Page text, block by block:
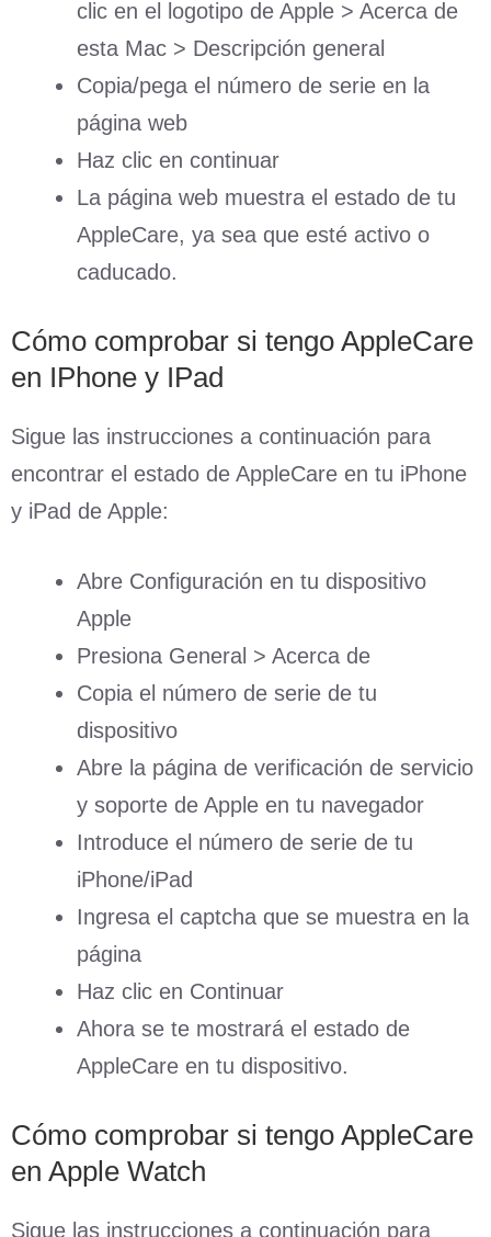
clic en el logotipo de Apple > Acerca de
esta Mac > Descripción general
Copia/pega el número de serie en la
página web
Haz clic en continuar
La página web muestra el estado de tu
AppleCare, ya sea que esté activo o
caducado.
Cómo comprobar si tengo AppleCare
en IPhone y IPad
Sigue las instrucciones a continuación para
encontrar el estado de AppleCare en tu iPhone
y iPad de Apple:
Abre Configuración en tu dispositivo
Apple
Presiona General > Acerca de
Copia el número de serie de tu
dispositivo
Abre la página de verificación de servicio
y soporte de Apple en tu navegador
Introduce el número de serie de tu
iPhone/iPad
Ingresa el captcha que se muestra en la
página
Haz clic en Continuar
Ahora se te mostrará el estado de
AppleCare en tu dispositivo.
Cómo comprobar si tengo AppleCare
en Apple Watch
Sigue las instrucciones a continuación para